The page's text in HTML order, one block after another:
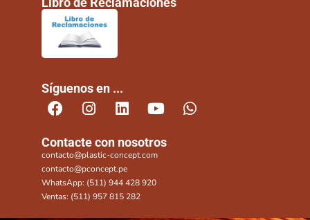
Síguenos en ...
Contacte con nosotros
contacto@plastic-concept.com
contacto@pconcept.pe
WhatsApp: (511) 944 428 920
Ventas: (511) 957 815 282